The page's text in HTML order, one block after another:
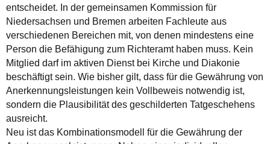
entscheidet. In der gemeinsamen Kommission für
Niedersachsen und Bremen arbeiten Fachleute aus
verschiedenen Bereichen mit, von denen mindestens eine
Person die Befähigung zum Richteramt haben muss. Kein
Mitglied darf im aktiven Dienst bei Kirche und Diakonie
beschäftigt sein. Wie bisher gilt, dass für die Gewährung von
Anerkennungsleistungen kein Vollbeweis notwendig ist,
sondern die Plausibilität des geschilderten Tatgeschehens
ausreicht.
Neu ist das Kombinationsmodell für die Gewährung der